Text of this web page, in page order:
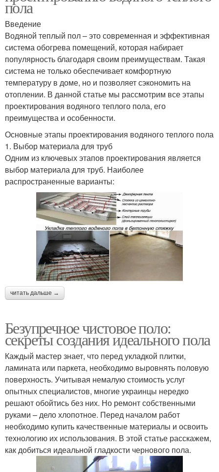
пола
Введение
Водяной теплый пол – это современная и эффективная
система обогрева помещений, которая набирает
популярность благодаря своим преимуществам. Такая
система не только обеспечивает комфортную
температуру в доме, но и позволяет сэкономить на
отоплении. В данной статье мы рассмотрим все этапы
проектирования водяного теплого пола, его
преимущества и особенности.
Основные этапы проектирования водяного теплого пола
1. Выбор материала для труб
Одним из ключевых этапов проектирования является
выбор материала для труб. Наиболее
распространенные варианты:
читать дальше →
Безупречное чистовое поло:
секреты создания идеального пола
Каждый мастер знает, что перед укладкой плитки,
ламината или паркета, необходимо выровнять половую
поверхность. Учитывая немалую стоимость услуг
опытных специалистов, многие украинцы нередко
решают обойтись без них. Но ремонт собственными
руками – дело хлопотное. Перед началом работ
необходимо купить качественные материалы и освоить
технологию их использования. В этой статье расскажем,
как добиться идеальной гладкости чернового пола.